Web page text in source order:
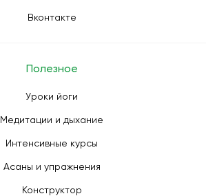
Вконтакте
Полезное
Уроки йоги
Медитации и дыхание
Интенсивные курсы
Асаны и упражнения
Конструктор